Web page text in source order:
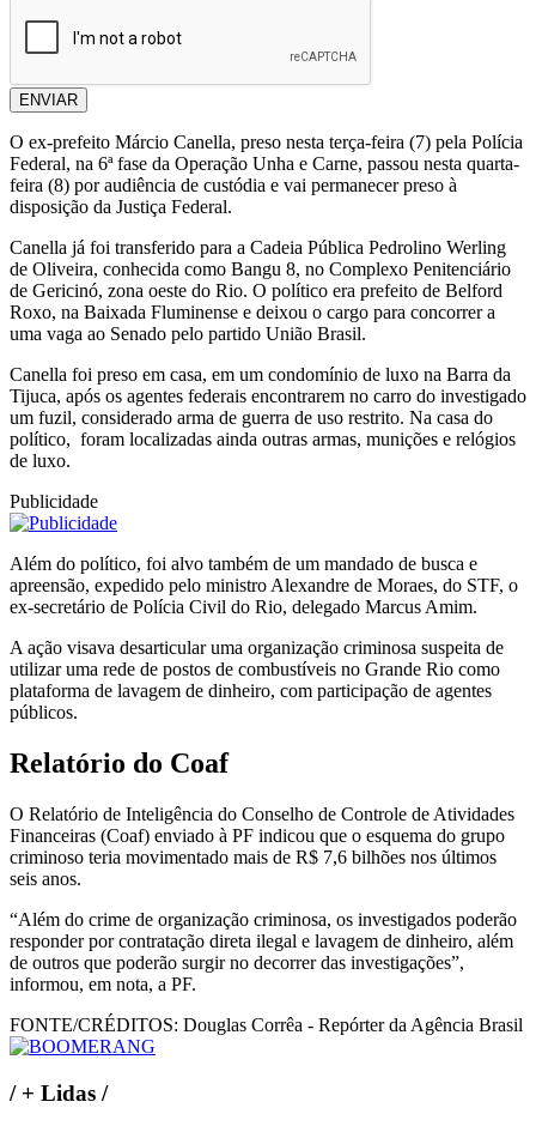
ENVIAR
O ex-prefeito Márcio Canella, preso nesta terça-feira (7) pela Polícia
Federal, na 6ª fase da Operação Unha e Carne, passou nesta quarta-
feira (8) por audiência de custódia e vai permanecer preso à
disposição da Justiça Federal.
Canella já foi transferido para a Cadeia Pública Pedrolino Werling
de Oliveira, conhecida como Bangu 8, no Complexo Penitenciário
de Gericinó, zona oeste do Rio. O político era prefeito de Belford
Roxo, na Baixada Fluminense e deixou o cargo para concorrer a
uma vaga ao Senado pelo partido União Brasil.
Canella foi preso em casa, em um condomínio de luxo na Barra da
Tijuca, após os agentes federais encontrarem no carro do investigado
um fuzil, considerado arma de guerra de uso restrito. Na casa do
político, foram localizadas ainda outras armas, munições e relógios
de luxo.
Publicidade
Além do político, foi alvo também de um mandado de busca e
apreensão, expedido pelo ministro Alexandre de Moraes, do STF, o
ex-secretário de Polícia Civil do Rio, delegado Marcus Amim.
A ação visava desarticular uma organização criminosa suspeita de
utilizar uma rede de postos de combustíveis no Grande Rio como
plataforma de lavagem de dinheiro, com participação de agentes
públicos.
Relatório do Coaf
O Relatório de Inteligência do Conselho de Controle de Atividades
Financeiras (Coaf) enviado à PF indicou que o esquema do grupo
criminoso teria movimentado mais de R$ 7,6 bilhões nos últimos
seis anos.
“Além do crime de organização criminosa, os investigados poderão
responder por contratação direta ilegal e lavagem de dinheiro, além
de outros que poderão surgir no decorrer das investigações”,
informou, em nota, a PF.
FONTE/CRÉDITOS: Douglas Corrêa - Repórter da Agência Brasil
/+ Lidas /